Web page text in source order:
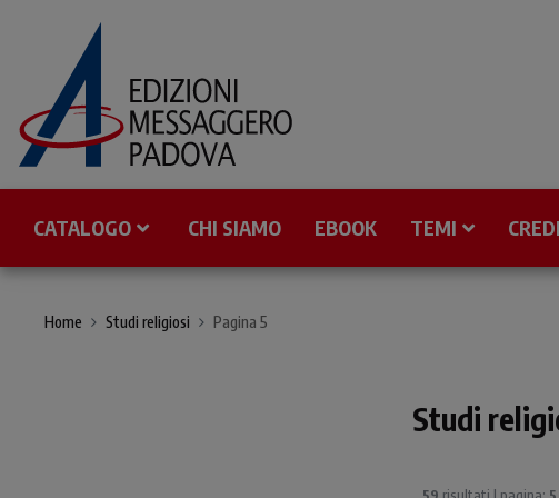
CATALOGO CHI SIAMO EBOOK TEMI
Home Studi religiosi Pagina 5
Studi